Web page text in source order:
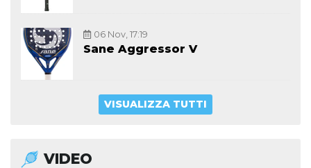
06 Nov, 17:19
Sane Aggressor V
VISUALIZZA TUTTI
VIDEO